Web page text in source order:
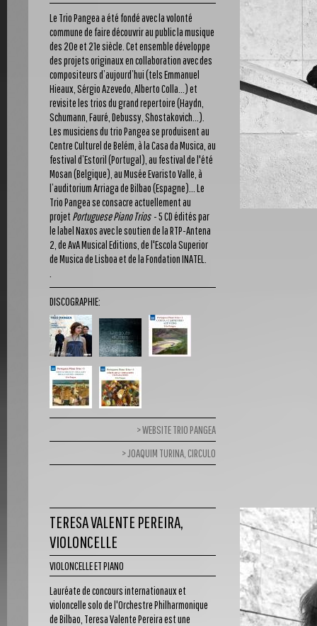
Le Trio Pangea a été fondé avec la volonté
commune de faire découvrir au public la musique
des 20e et 21e siècle. Cet ensemble développe
des projets originaux en collaboration avec des
compositeurs d’aujourd’hui (tels Emmanuel
Hieaux, Sérgio Azevedo, Alberto Colla...) et
revisite les trios du grand repertoire (Haydn,
Schumann, Fauré, Debussy, Shostakovich...).
Les musiciens du trio Pangea se produisent au
Centre Culturel de Belém, à la Casa da Musica, au
festival d’Estoril (Portugal), au festival de l'été
Mosan (Belgique), au Musée Evaristo Valle, à
l’auditorium Arriaga de Bilbao (Espagne)... Le
Trio Pangea se consacre actuellement au
projet Portuguese Piano Trios - 5 CD édités par
le label Naxos avec le soutien de la RTP-Antena
2, de AvA Musical Editions, de l'Escola Superior
de Musica de Lisboa et de la Fondation INATEL.
DISCOGRAPHIE:
WEBSITE TRIO PANGEA
JOAQUIM TURINA, CIRCULO
TERESA VALENTE PEREIRA,
VIOLONCELLE
VIOLONCELLE ET PIANO
Lauréate de concours internationaux et
violoncelle solo de l'Orchestre Philharmonique
de Bilbao, Teresa Valente Pereira est une